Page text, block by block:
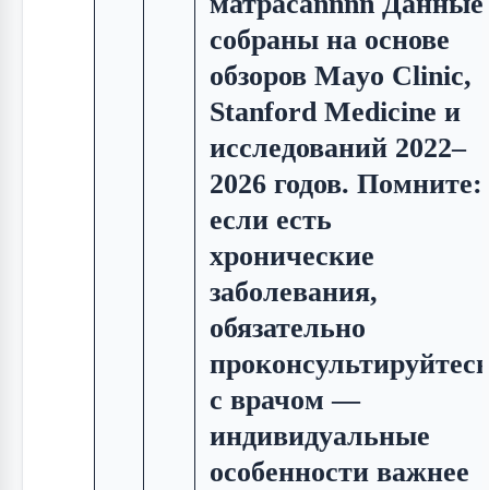
собраны на основе
обзоров Mayo Clinic,
Stanford Medicine и
исследований 2022–
2026 годов. Помните:
если есть
хронические
заболевания,
обязательно
с врачом —
индивидуальные
особенности важнее